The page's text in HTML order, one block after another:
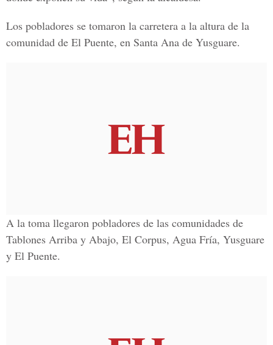
Los pobladores se tomaron la carretera a la altura de la
comunidad de El Puente, en Santa Ana de Yusguare.
A la toma llegaron pobladores de las comunidades de
Tablones Arriba y Abajo, El Corpus, Agua Fría, Yusguare
y El Puente.